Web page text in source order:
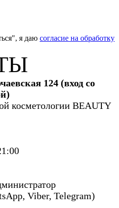
я даю согласие на обработку
124 (вход со
косметологии BEAUTY
Viber, Telegram)